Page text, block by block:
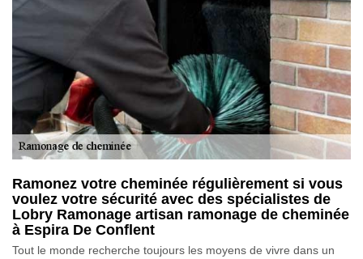
Ramonez votre cheminée régulièrement si vous
voulez votre sécurité avec des spécialistes de
Lobry Ramonage artisan ramonage de cheminée
à Espira De Conflent
Tout le monde recherche toujours les moyens de vivre dans un